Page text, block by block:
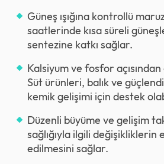
Güneş ışığına kontrollü
saatlerinde kısa süreli
sentezine katkı sağlar.
Kalsiyum ve fosfor
Süt ürünleri, balık ve
kemik gelişimi için destek
Düzenli büyüme ve gelişim
sağlığıyla ilgili
edilmesini sağlar.